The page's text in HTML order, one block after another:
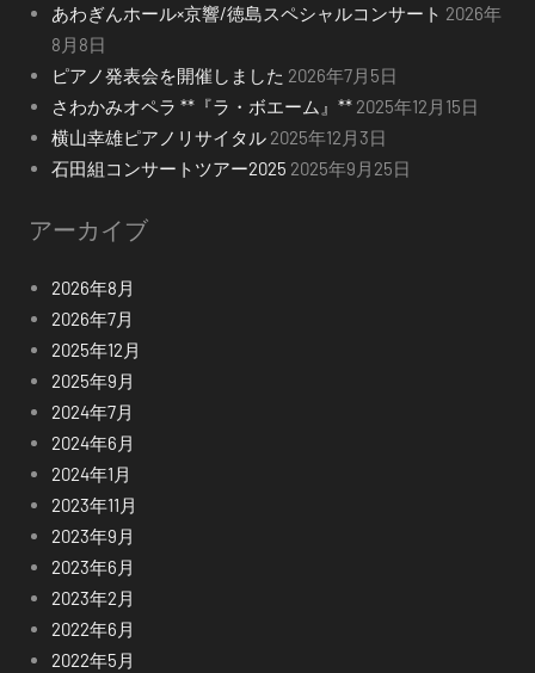
あわぎんホール×京響/徳島スペシャルコンサート 2026年
8月8日
ピアノ発表会を開催しました 2026年7月5日
さわかみオペラ **『ラ・ボエーム』** 2025年12月15日
横山幸雄ピアノリサイタル 2025年12月3日
石田組コンサートツアー2025 2025年9月25日
アーカイブ
2026年8月
2026年7月
2025年12月
2025年9月
2024年7月
2024年6月
2024年1月
2023年11月
2023年9月
2023年6月
2023年2月
2022年6月
2022年5月